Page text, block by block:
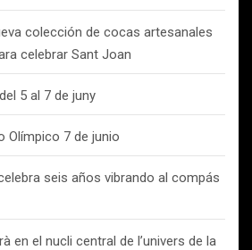
colección de cocas artesanales
celebrar Sant Joan
5 al 7 de juny
Olímpico 7 de junio
seis años vibrando al compás
en el nucli central de l’univers de la